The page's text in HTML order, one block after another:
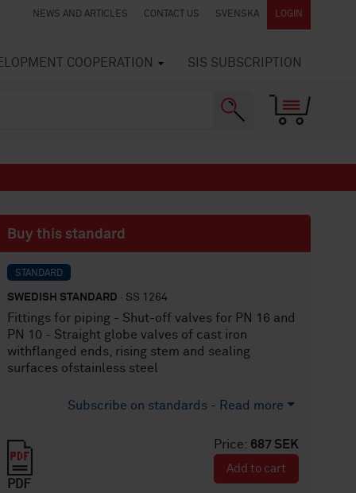
NEWS AND ARTICLES CONTACT US SVENSKA LOGIN
COOPERATION SIS SUBSCRIPTION
Buy this standard
STANDARD
SWEDISH STANDARD · SS 1264
Fittings for piping - Shut-off valves for PN 16 and
PN 10 - Straight globe valves of cast iron
withflanged ends, rising stem and sealing
surfaces ofstainless steel
Subscribe on standards - Read more
Price: 687 SEK
PDF
Add to cart